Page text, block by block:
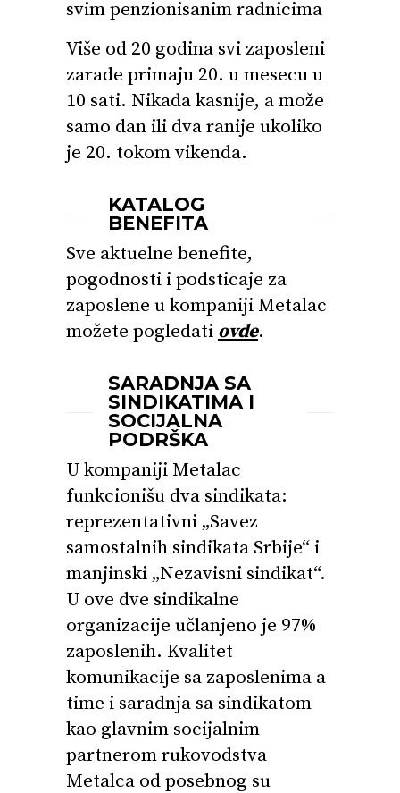
svim penzionisanim radnicima
Više od 20 godina svi zaposleni
zarade primaju 20. u mesecu u
10 sati. Nikada kasnije, a može
samo dan ili dva ranije ukoliko
je 20. tokom vikenda.
KATALOG
BENEFITA
Sve aktuelne benefite,
pogodnosti i podsticaje za
zaposlene u kompaniji Metalac
možete pogledati ovde.
SARADNJA SA
SINDIKATIMA I
SOCIJALNA
PODRŠKA
U kompaniji Metalac
funkcionišu dva sindikata:
reprezentativni „Savez
samostalnih sindikata Srbije“ i
manjinski „Nezavisni sindikat“.
U ove dve sindikalne
organizacije učlanjeno je 97%
zaposlenih. Kvalitet
komunikacije sa zaposlenima a
time i saradnja sa sindikatom
kao glavnim socijalnim
partnerom rukovodstva
Metalca od posebnog su